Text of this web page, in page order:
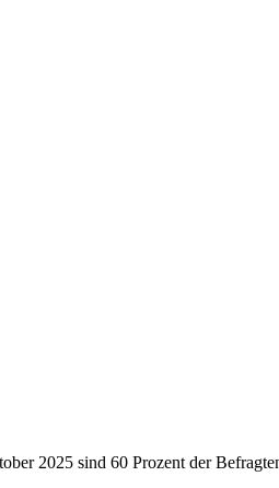
2025 sind 60 Prozent der